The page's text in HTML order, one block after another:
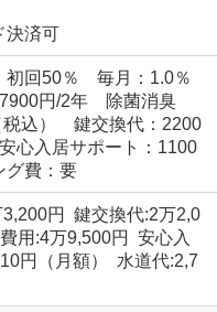
決済可
初回50％ 毎月：1.0％
円/2年 除菌消臭
税込） 鍵交換代：2200
心入居サポート：1100
費：要
3,200円 鍵交換代:2万2,0
用:4万9,500円 安心入
円（月額） 水道代:2,7